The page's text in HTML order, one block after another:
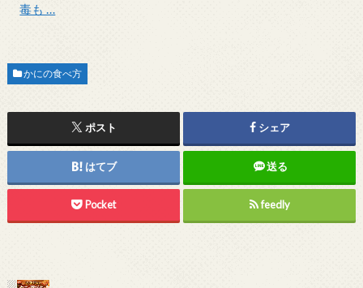
毒も …
かにの食べ方
ポスト シェア
はてブ 送る
Pocket feedly